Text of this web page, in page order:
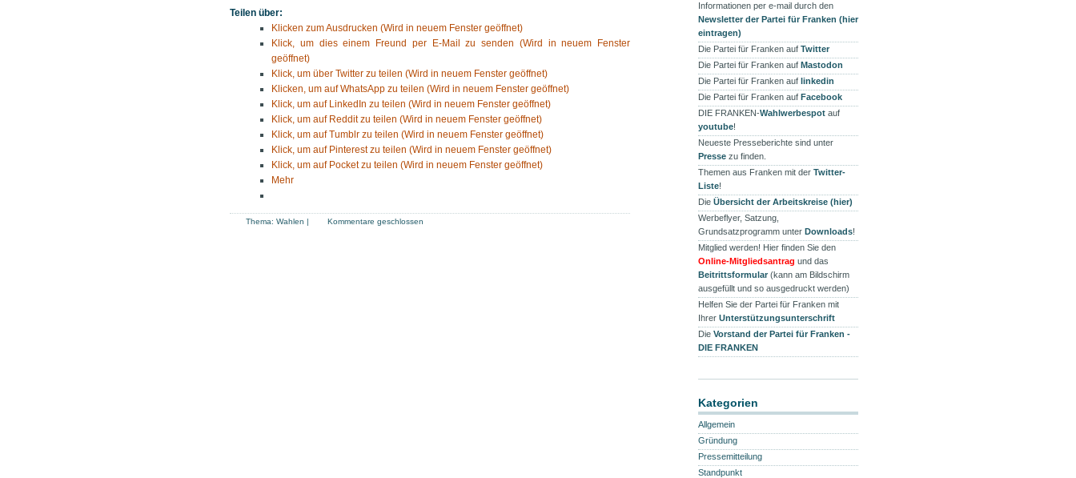
Teilen über:
Klicken zum Ausdrucken (Wird in neuem Fenster geöffnet)
Klick, um dies einem Freund per E-Mail zu senden (Wird in neuem Fenster
geöffnet)
Klick, um über Twitter zu teilen (Wird in neuem Fenster geöffnet)
Klicken, um auf WhatsApp zu teilen (Wird in neuem Fenster geöffnet)
Klick, um auf LinkedIn zu teilen (Wird in neuem Fenster geöffnet)
Klick, um auf Reddit zu teilen (Wird in neuem Fenster geöffnet)
Klick, um auf Tumblr zu teilen (Wird in neuem Fenster geöffnet)
Klick, um auf Pinterest zu teilen (Wird in neuem Fenster geöffnet)
Klick, um auf Pocket zu teilen (Wird in neuem Fenster geöffnet)
Mehr
Thema: Wahlen | Kommentare geschlossen
Informationen per e-mail durch den
Newsletter der Partei für Franken (hier
eintragen)
Die Partei für Franken auf Twitter
Die Partei für Franken auf Mastodon
Die Partei für Franken auf linkedin
Die Partei für Franken auf Facebook
DIE FRANKEN-Wahlwerbespot auf
youtube!
Neueste Presseberichte sind unter
Presse zu finden.
Themen aus Franken mit der Twitter-
Liste!
Die Übersicht der Arbeitskreise (hier)
Werbeflyer, Satzung,
Grundsatzprogramm unter Downloads!
Mitglied werden! Hier finden Sie den
Online-Mitgliedsantrag und das
Beitrittsformular (kann am Bildschirm
ausgefüllt und so ausgedruckt werden)
Helfen Sie der Partei für Franken mit
Ihrer Unterstützungsunterschrift
Die Vorstand der Partei für Franken -
DIE FRANKEN
Kategorien
Allgemein
Gründung
Pressemitteilung
Standpunkt